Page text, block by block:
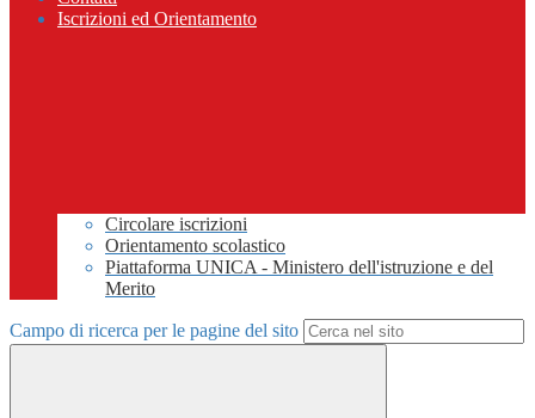
Iscrizioni ed Orientamento
Circolare iscrizioni
Orientamento scolastico
Piattaforma UNICA - Ministero dell'istruzione e del
Merito
Campo di ricerca per le pagine del sito